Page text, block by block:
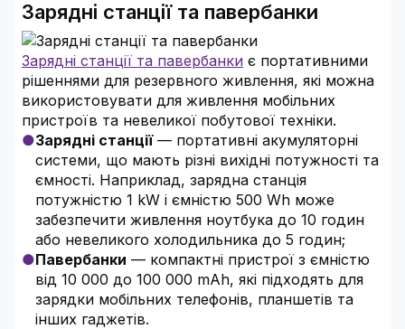
Зарядні станції та павербанки
Зарядні станції та павербанки є портативними
рішеннями для резервного живлення, які можна
використовувати для живлення мобільних
пристроїв та невеликої побутової техніки.
Зарядні станції— портативні акумуляторні
системи, що мають різні вихідні потужності та
ємності. Наприклад, зарядна станція
потужністю 1 kW і ємністю 500 Wh може
забезпечити живлення ноутбука до 10 годин
або невеликого холодильника до 5 годин;
Павербанки — компактні пристрої з ємністю
від 10 000 до 100 000 mAh, які підходять для
зарядки мобільних телефонів, планшетів та
інших гаджетів.